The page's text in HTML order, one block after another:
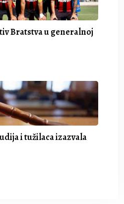
Bratstva u generalnoj
i tužilaca izazvala